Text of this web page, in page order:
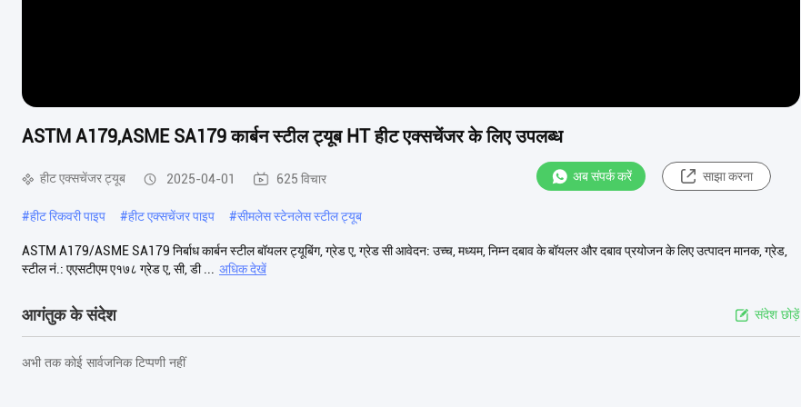
ASTM A179,ASME SA179 कार्बन स्टील ट्यूब HT हीट एक्सचेंजर के लिए उपलब्ध
हीट एक्सचेंजर ट्यूब 2025-04-01 625 विचार अब संपर्क करें साझा करना
#हीट रिकवरी पाइप #हीट एक्सचेंजर पाइप #सीमलेस स्टेनलेस स्टील ट्यूब
ASTM A179/ASME SA179 निर्बाध कार्बन स्टील बॉयलर ट्यूबिंग, ग्रेड ए, ग्रेड सी आवेदन: उच्च, मध्यम, निम्न दबाव के बॉयलर और दबाव प्रयोजन के लिए उत्पादन मानक, ग्रेड,
स्टील नं.: एएसटीएम ए१७८ ग्रेड ए, सी, डी ... अधिक देखें
आगंतुक के संदेश संदेश छोड़ें
अभी तक कोई सार्वजनिक टिप्पणी नहीं